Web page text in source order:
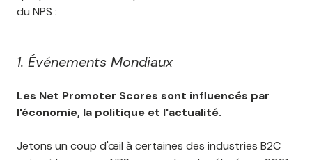
du NPS :
1. Événements Mondiaux
Les Net Promoter Scores sont influencés par
l'économie, la politique et l'actualité.
Jetons un coup d'œil à certaines des industries B2C